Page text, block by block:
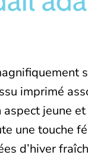
imprimé
jeune
une touche
d’hiver